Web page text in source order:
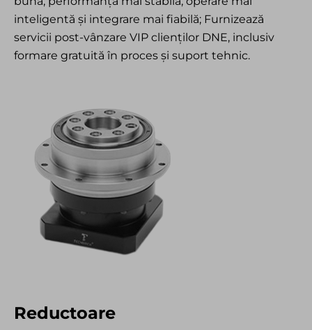
inteligentă și integrare mai fiabilă; Furnizează
servicii post-vânzare VIP clienților DNE, inclusiv
formare gratuită în proces și suport tehnic.
Reductoare